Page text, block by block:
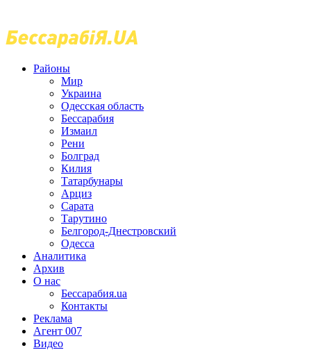
Районы
Мир
Украина
Одесская область
Бессарабия
Измаил
Рени
Болград
Килия
Татарбунары
Арциз
Сарата
Тарутино
Белгород-Днестровский
Одесса
Аналитика
Архив
О нас
Бессарабия.ua
Контакты
Реклама
Агент 007
Видео